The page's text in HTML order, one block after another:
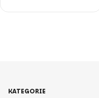
KATEGORIE